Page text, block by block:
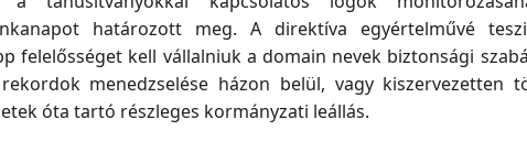
határozott meg. A direktíva egyértelművé
felelősséget kell vállalniuk a domain nevek biztonsági
menedzselése házon belül, vagy kiszervezetten
óta tartó részleges kormányzati leállás.